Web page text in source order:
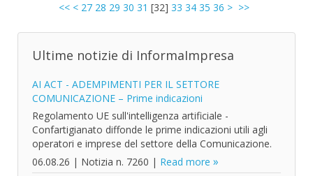
<< < 27 28 29 30 31 [32] 33 34 35 36 > >>
Ultime notizie di InformaImpresa
AI ACT - ADEMPIMENTI PER IL SETTORE
COMUNICAZIONE – Prime indicazioni
Regolamento UE sull'intelligenza artificiale -
Confartigianato diffonde le prime indicazioni utili agli
operatori e imprese del settore della Comunicazione.
06.08.26 | Notizia n. 7260 | Read more